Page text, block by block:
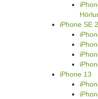
iPhone SE
iPhone 13